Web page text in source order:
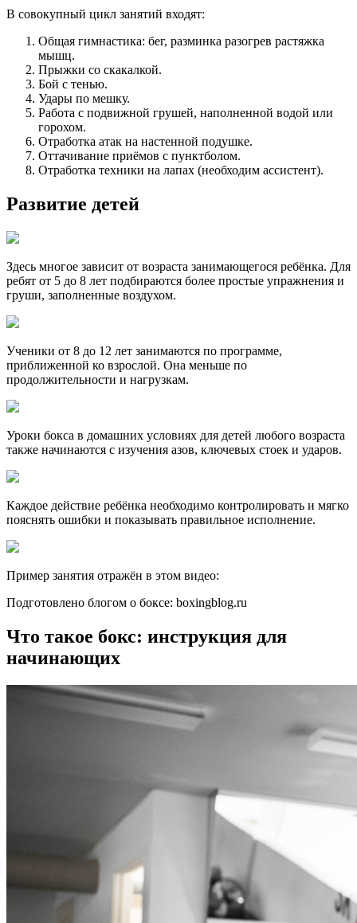
В совокупный цикл занятий входят:
Общая гимнастика: бег, разминка разогрев растяжка
мышц.
Прыжки со скакалкой.
Бой с тенью.
Удары по мешку.
Работа с подвижной грушей, наполненной водой или
горохом.
Отработка атак на настенной подушке.
Оттачивание приёмов с пунктболом.
Отработка техники на лапах (необходим ассистент).
Развитие детей
Здесь многое зависит от возраста занимающегося ребёнка. Для
ребят от 5 до 8 лет подбираются более простые упражнения и
груши, заполненные воздухом.
Ученики от 8 до 12 лет занимаются по программе,
приближенной ко взрослой. Она меньше по
продолжительности и нагрузкам.
Уроки бокса в домашних условиях для детей любого возраста
также начинаются с изучения азов, ключевых стоек и ударов.
Каждое действие ребёнка необходимо контролировать и мягко
пояснять ошибки и показывать правильное исполнение.
Пример занятия отражён в этом видео:
Подготовлено блогом о боксе: boxingblog.ru
Что такое бокс: инструкция для
начинающих